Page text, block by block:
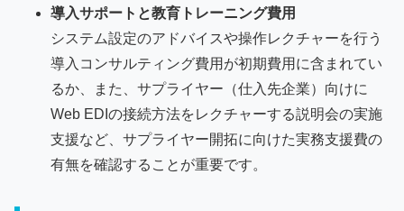
導入サポートと教育トレーニング費用
システム設定のアドバイスや操作レクチャーを行う
導入コンサルティング費用が初期費用に含まれてい
るか、また、サプライヤー（仕入先企業）向けに
Web EDIの接続方法をレクチャーする説明会の実施
支援など、サプライヤー開拓に向けた実務支援費の
有無を確認することが重要です。